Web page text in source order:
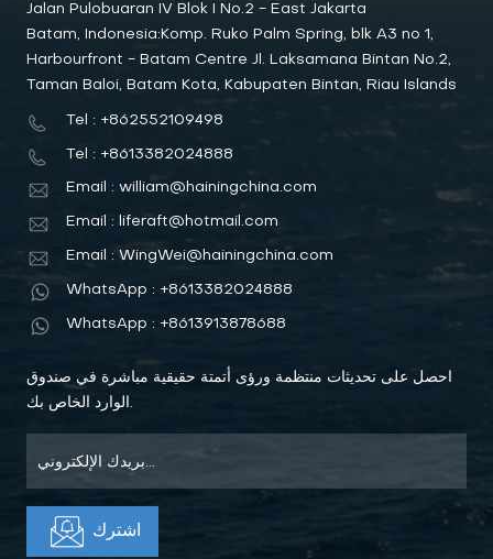
Jalan Pulobuaran IV Blok I No.2 - East Jakarta
Batam, Indonesia:Komp. Ruko Palm Spring, blk A3 no 1,
Harbourfront - Batam Centre Jl. Laksamana Bintan No.2,
Taman Baloi, Batam Kota, Kabupaten Bintan, Riau Islands
Tel : +862552109498
Tel : +8613382024888
Email : william@hainingchina.com
Email : liferaft@hotmail.com
Email : WingWei@hainingchina.com
WhatsApp : +8613382024888
WhatsApp : +8613913878688
احصل على تحديثات منتظمة ورؤى أتمتة حقيقية مباشرة في صندوق
الوارد الخاص بك.